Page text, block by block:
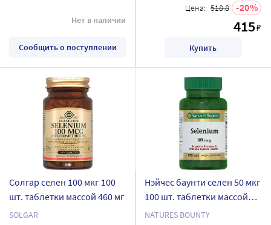
Нет в наличии
Сообщить о поступлении
Цена: 518.8 20
415₽
Купить
Солгар селен 100 мкг 100
шт. таблетки массой 460 мг
SOLGAR
Нэйчес баунти селен 50 мкг
100 шт. таблетки массой
330 мг
NATURES BOUNTY